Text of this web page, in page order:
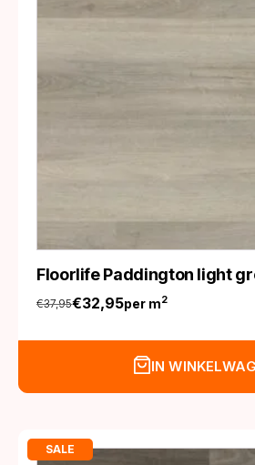
Floorlife Paddington light
€37,95
Oorspronkelijke
prijs
€32,95
Huidige
prijs
per m2
IN
SALE